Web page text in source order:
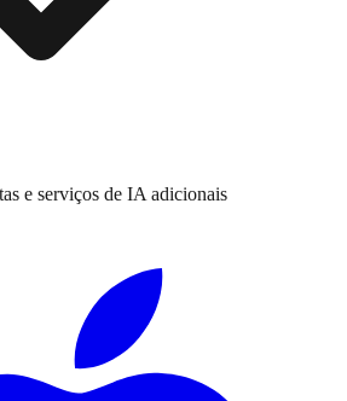
e serviços de IA adicionais